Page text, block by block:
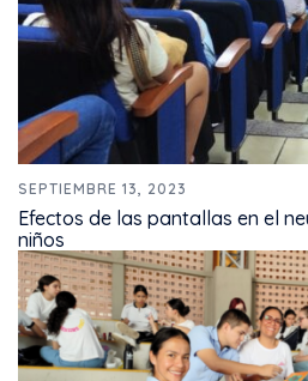
SEPTIEMBRE 13, 2023
Efectos de las pantallas en el
niños